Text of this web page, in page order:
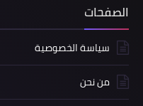
الصفحات
سياسة الخصوصية
من نحن